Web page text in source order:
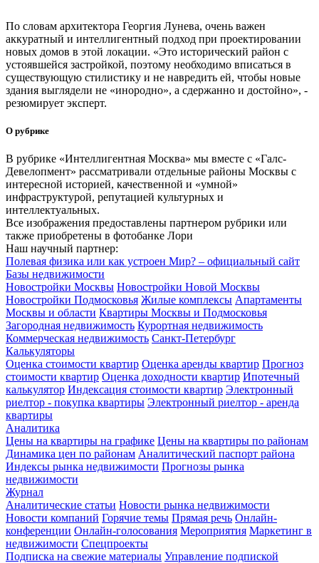
По словам архитектора Георгия Лунева, очень важен
аккуратный и интеллигентный подход при проектировании
новых домов в этой локации. «Это исторический район с
устоявшейся застройкой, поэтому необходимо вписаться в
существующую стилистику и не навредить ей, чтобы новые
здания выглядели не «инородно», а сдержанно и достойно», -
резюмирует эксперт.
О рубрике
В рубрике «Интеллигентная Москва» мы вместе с «Галс-
Девелопмент» рассматривали отдельные районы Москвы с
интересной историей, качественной и «умной»
инфраструктурой, репутацией культурных и
интеллектуальных.
Все изображения предоставлены партнером рубрики или
также приобретены в фотобанке Лори
Наш научный партнер:
Полевая физика или как устроен Мир? – официальный сайт
Базы недвижимости
Новостройки Москвы Новостройки Новой Москвы
Новостройки Подмосковья Жилые комплексы Апартаменты
Москвы и области Квартиры Москвы и Подмосковья
Загородная недвижимость Курортная недвижимость
Коммерческая недвижимость Санкт-Петербург
Калькуляторы
Оценка стоимости квартир Оценка аренды квартир Прогноз
стоимости квартир Оценка доходности квартир Ипотечный
калькулятор Индексация стоимости квартир Электронный
риелтор - покупка квартиры Электронный риелтор - аренда
квартиры
Аналитика
Цены на квартиры на графике Цены на квартиры по районам
Динамика цен по районам Аналитический паспорт района
Индексы рынка недвижимости Прогнозы рынка
недвижимости
Журнал
Аналитические статьи Новости рынка недвижимости
Новости компаний Горячие темы Прямая речь Онлайн-
конференции Онлайн-голосования Мероприятия Маркетинг в
недвижимости Спецпроекты
Подписка на свежие материалы Управление подпиской